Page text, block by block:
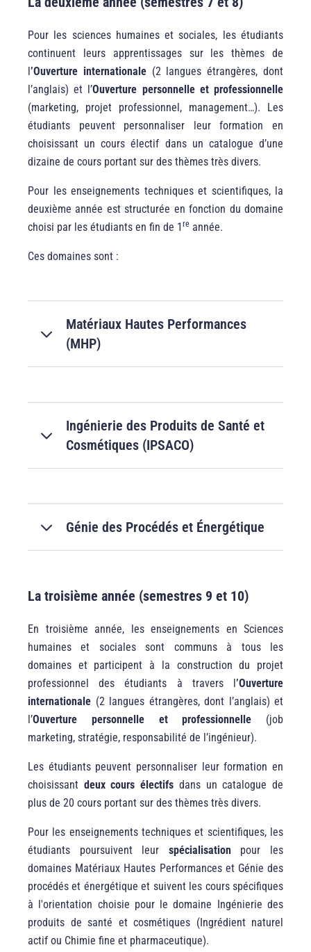
Pour les sciences humaines et sociales, les étudiants
continuent leurs apprentissages sur les thèmes de
l’Ouverture internationale(2 langues étrangères, dont
l’anglais) et l’Ouverture personnelle et professionnelle
(marketing, projet professionnel, management…). Les
étudiants peuvent personnaliser leur formation en
choisissant un cours électif dans un catalogue d’une
dizaine de cours portant sur des thèmes très divers.
Pour les enseignements techniques et scientifiques, la
deuxième année est structurée en fonction du domaine
choisi par les étudiants en fin de 1 re année.
Ces domaines sont :
Matériaux Hautes Performances
(MHP)
Ingénierie des Produits de Santé et
Cosmétiques (IPSACO)
Génie des Procédés et Énergétique
La troisième année (semestres 9 et 10)
En troisième année, les enseignements en Sciences
humaines et sociales sont communs à tous les
domaines et participent à la construction du projet
professionnel des étudiants à travers l’Ouverture
internationale (2 langues étrangères, dont l’anglais) et
l’Ouverture personnelle et professionnelle (job
marketing, stratégie, responsabilité de l’ingénieur).
Les étudiants peuvent personnaliser leur formation en
choisissant deux cours électifs dans un catalogue de
plus de 20 cours portant sur des thèmes très divers.
Pour les enseignements techniques et scientifiques, les
étudiants poursuivent leur spécialisation pour les
domaines Matériaux Hautes Performances et Génie des
procédés et énergétique et suivent les cours spécifiques
à l'orientation choisie pour le domaine Ingénierie des
produits de santé et cosmétiques (Ingrédient naturel
actif ou Chimie fine et pharmaceutique).